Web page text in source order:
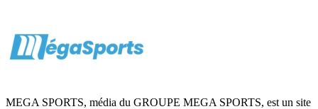
MEGA SPORTS, média du GROUPE MEGA SPORTS, est un site